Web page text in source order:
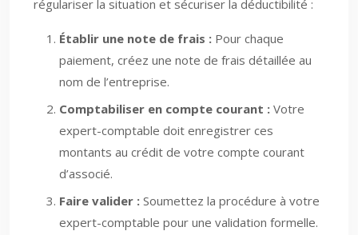
régulariser la situation et sécuriser la déductibilité :
Établir une note de frais : Pour chaque
paiement, créez une note de frais détaillée au
nom de l’entreprise.
Comptabiliser en compte courant : Votre
expert-comptable doit enregistrer ces
montants au crédit de votre compte courant
d’associé.
Faire valider : Soumettez la procédure à votre
expert-comptable pour une validation formelle.